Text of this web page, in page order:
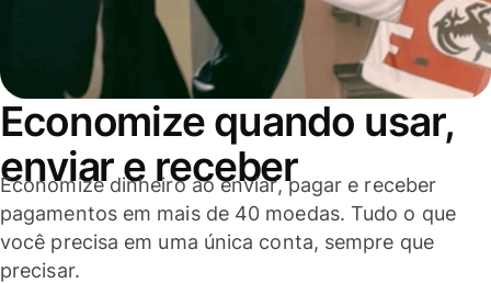
Economize quando usar,
enviar e receber
Economize dinheiro ao enviar, pagar e receber
pagamentos em mais de 40 moedas. Tudo o que
você precisa em uma única conta, sempre que
precisar.